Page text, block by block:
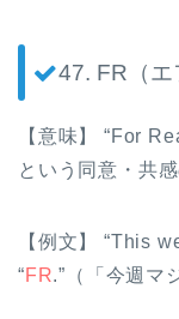
47. FR（エ
【意味】 “For
という同意・共感
【例文】 “This
“FR.”（「今週マ